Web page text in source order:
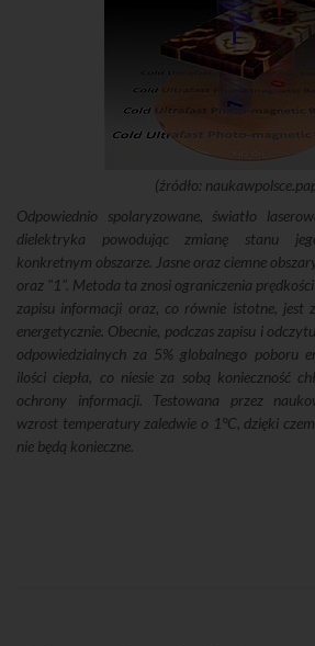
(źródło:
Odpowiednio spolaryzowane, światło
dielektryka powodując zmianę stanu
konkretnym obszarze. Jasne oraz ciemne
oraz "1". Metoda ta znosi ograniczenia
zapisu informacji oraz, co równie istotne, jest
energetycznie. Obecnie, podczas zapisu i
odpowiedzialnych za 5% globalnego poboru
ilości ciepła, co niesie za sobą konieczność
ochrony informacji. Testowana przez
wzrost temperatury zaledwie o 1°C, dzięki
nie będą konieczne.